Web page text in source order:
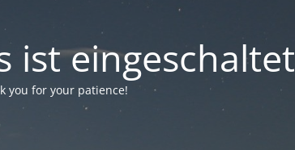
ist eingeschaltet
you for your patience!